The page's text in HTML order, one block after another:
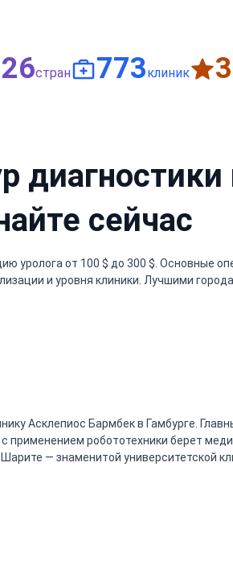
стран 1,500клиник
сейчас
от 100 $ до 300 $. Основные
и уровня клиники. Лучшими
Асклепиос Бармбек в Гамбурге.
применением робототехники берет
— знаменитой университетской